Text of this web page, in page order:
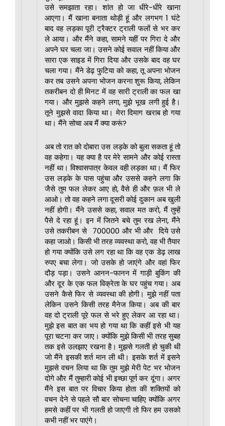
उसे समझाता रहा। शांत हो जा धीरे-धीरे खाना
आएगा। मैं खाना बनाता थोड़ी हूं और लगभग 1 घंटे
बाद वह लड़का पूरी ट्रैक्टर ट्राली फलों से भर कर
ले आया। और मैंने कहा, सामने यहीं पर गिरा दे और
अपने घर चला जा। उसने कोई सवाल नहीं किया और
सारा एक साइड में गिरा दिया और उसके बाद वह घर
चला गया। मैंने डेढ़ फुटिया को कहा, तू अपना भोजन
कर तब उसने अपना भोजन करना शुरू किया, लेकिन
तकरीबन दो ही मिनट में वह सारी ट्राली का फल खा
गया। और मुझसे कहने लगा, मुझे भूख लगी हुई है।
तूने मुझसे वादा किया था। मेरा दिमाग खराब हो गया
था। मैंने सोचा अब मैं क्या करूं?
अब तो रात को दोबारा उस लड़के को बुला सकता हूं तो
वह कहेगा। यह क्या है पर मेरे सामने और कोई रास्ता
नहीं था। विश्वासपात्र केवल वही लड़का था। मैं फिर
उस लड़के के पास पहुंचा और उससे कहने लगा कि
जैसे तुम फल लेकर आए हो, वैसे ही और फ़ल भी ले
आओ। तो वह कहने लगा दूसरी कोई दुकान अब खुली
नहीं होगी। मैंने उससे कहा, सवाल मत करो, मैं तुम्हें
पैसे दे रहा हूं। इन में जितने बचे तुम रख लेना, मैंने
उसे तकरीबन से ₹700000 और भी और दिये उसे
कहा जाओ। किसी भी तरह व्यवस्था करो, वह भी तैयार
हो गया क्योंकि उसे लग रहा था कि वह एक डेढ़ लाख
रुपए बचा लेगा। जो उसके हो जाएंगे और वहां फिर
दौड़ पड़ा। उसने आनन-फानन में गाड़ी बुकिंग की
और दूर के एक फल विक्रेता के घर पहुंच गया। अब
उसने कैसे फिर से व्यवस्था की होगी। मुझे नहीं पता
लेकिन उसने किसी तरह मैनेज किया। अब की बार
वह दो ट्राली पूरे फल से भरे हुए लेकर आ रहा था।
मुझे इस बात का भय हो गया था कि कहीं इसे भी यह
पूरा चटना कर जाए। क्योंकि मुझे किसी भी तरह सुबह
तक इसे उलझाए रखना है। मुझसे गलती हो चुकी थी
जो मैंने इसकी शर्त मान ली थी। इसके शर्त में इसने
मुझसे वचन लिया था कि तुम मुझे मेरी पेट भर भोजन
दोगे और मैं तुम्हारी कोई भी इच्छा पूर्ण कर दूंगा। अगर
मैंने इस बात पर विचार किया होता की शक्तियों को
वचन देने से पहले सौ बार सोचना चाहिए क्योंकि अगर
हमसे कहीं पर भी गलती हो जाएगी तो फिर हम उसको
कभी नहीं भर पाएंगे।